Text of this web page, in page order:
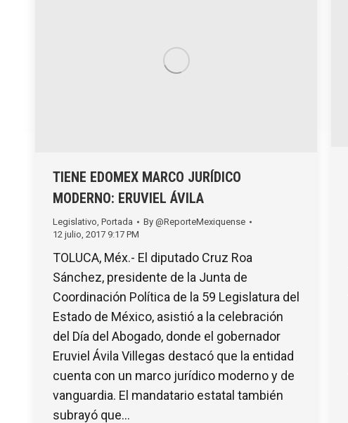
TIENE EDOMEX MARCO JURÍDICO
MODERNO: ERUVIEL ÁVILA
Legislativo Portada By @ReporteMexiquense
12 julio, 2017 9:17 PM
TOLUCA, Méx.- El diputado Cruz Roa
Sánchez, presidente de la Junta de
Coordinación Política de la 59 Legislatura del
Estado de México, asistió a la celebración
del Día del Abogado, donde el gobernador
Eruviel Ávila Villegas destacó que la entidad
cuenta con un marco jurídico moderno y de
vanguardia. El mandatario estatal también
subrayó que…